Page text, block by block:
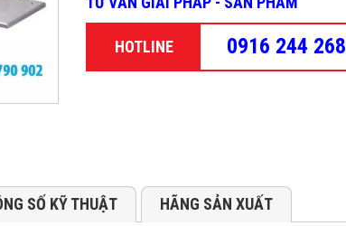
HOTLINE 0916 244 268
SỐ KỸ THUẬT HÃNG SẢN XUẤT